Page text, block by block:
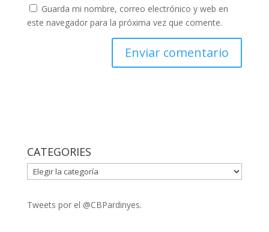
Guarda mi nombre, correo electrónico y web en
este navegador para la próxima vez que comente.
CATEGORIES
CATEGORIES
Tweets por el @CBPardinyes.